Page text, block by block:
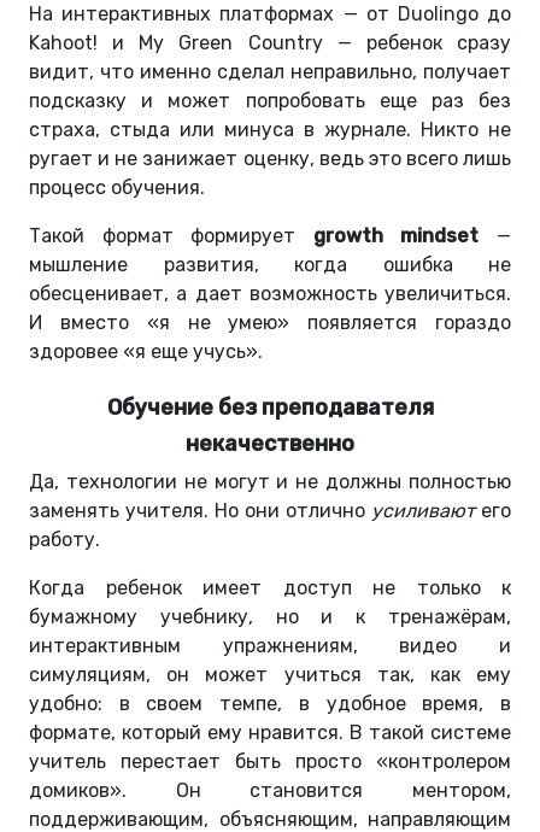
На интерактивных платформах — от Duolingo до
Kahoot! и My Green Country — ребенок сразу
видит, что именно сделал неправильно, получает
подсказку и может попробовать еще раз без
страха, стыда или минуса в журнале. Никто не
ругает и не занижает оценку, ведь это всего лишь
процесс обучения.
Такой формат формирует growth mindset —
мышление развития, когда ошибка не
обесценивает, а дает возможность увеличиться.
И вместо «я не умею» появляется гораздо
здоровее «я еще учусь».
Обучение без преподавателя
некачественно
Да, технологии не могут и не должны полностью
заменять учителя. Но они отлично усиливают его
работу.
Когда ребенок имеет доступ не только к
бумажному учебнику, но и к тренажёрам,
интерактивным упражнениям, видео и
симуляциям, он может учиться так, как ему
удобно: в своем темпе, в удобное время, в
формате, который ему нравится. В такой системе
учитель перестает быть просто «контролером
домиков». Он становится ментором,
поддерживающим, объясняющим, направляющим